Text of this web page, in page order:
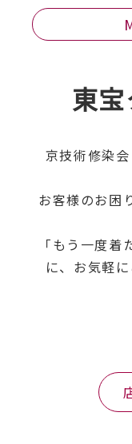
東
京技術修染
お客様のお困
「もう一度
に、お気軽